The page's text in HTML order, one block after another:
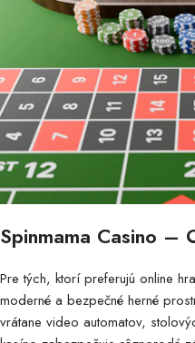
Spinmama Casino –
Pre tých, ktorí preferujú online
moderné a bezpečné herné
vrátane video automatov,